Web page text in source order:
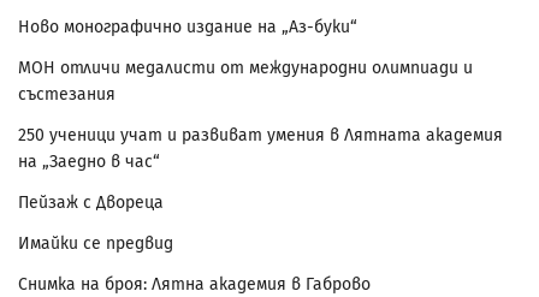
Ново монографично издание на „Аз-буки“
МОН отличи медалисти от международни олимпиади и
състезания
250 ученици учат и развиват умения в Лятната академия
на „Заедно в час“
Пейзаж с Двореца
Имайки се предвид
Снимка на броя: Лятна академия в Габрово